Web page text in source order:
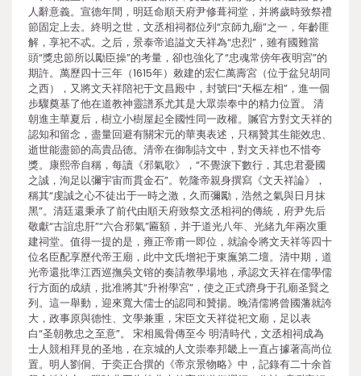
人辭意義。宣德年間，明廷命順天府尹修葺祠堂，并將歲時致祭禮
節固定上去。終明之世，文丞相祠都位列“京師九廟”之一，年齡匪
解，享祀不忒。之后，景泰帝追謚文天祥為“忠烈”，雖有國難當
頭“獎忠節所以勵臣操”的考量，卻也強化了“忠魂常傍年夜明宮”的
期許。萬歷四十三年（1615年）敕建的宏仁萬壽宮（位于盆兒胡同
之西），又將文天祥陪祀于文昌殿中，封號曰“天樞左相”，進一個
步驟奠基了他在道教神靈譜系尤其是大眾崇奉中的精力位置。 清
朝進主華夏后，樹立小樹屋起全國性同一政權。贓官方對文天祥的
認知和留念，盡量回避有關宋元的華夷表述，只稱贊其生能效忠、
逝世能盡節的高貴品德。清帝在御制詩文中，對文天祥也不惜夸
獎。康熙帝自稱，每讀《邪氣歌》，“不覺淚下數行，其忠君憂國
之誠，洵足以彌宇宙而貫金石”。乾隆帝親身撰寫《文天祥論》，
稱其“虔誠之心不徒出于一時之激，久而彌勵，浩然之氣與日月抹
黑”。清廷還秉承了前代由順天府致祭文丞相祠的傳統，府尹先后
敬獻“古誼忠肝”“六合邪氣”匾額，并于道光八年、光緒九年兩次重
建祠堂。值得一提的是，雍正帝甫一即位，就諭令將文天祥等四十
位名臣配享歷代帝王廟，此中文氏增祀于東廡第二壇。清中期，道
光帝還批準江西巡撫吳文镕的奏請教學場地，承認文天祥在儒學儒
行方面的成績，批准將其“升袝學宮”，使之正式躋身于孔廟圣賢之
列。這一舉動，迎來寬大儒士的認同和贊揚。晚清儒將曾國藩就誇
大，政事原與德性、文學兼重，宋臣文天祥從祀文廟，足以表
白“圣朝教忠之至意”。 宋相風骨傳至今 明清時代，文丞相祠成為
士人競相拜見的圣地，在京城的人文崇奉邦畿上一直占據著高尚位
置。明人劉侗、于奕正合撰的《帝京景物略》中，記錄有二十余首